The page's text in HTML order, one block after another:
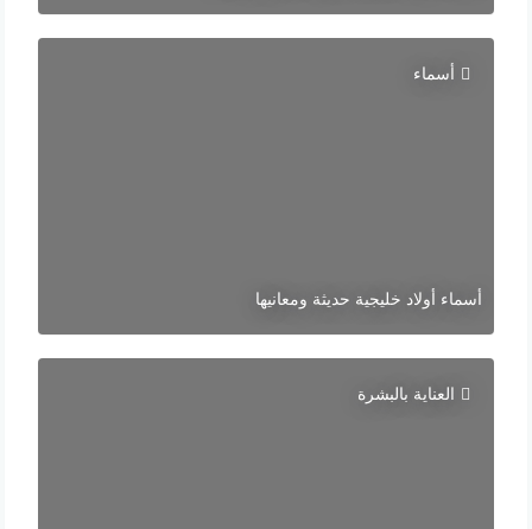
أسماء
أسماء أولاد خليجية حديثة ومعانيها
العناية بالبشرة